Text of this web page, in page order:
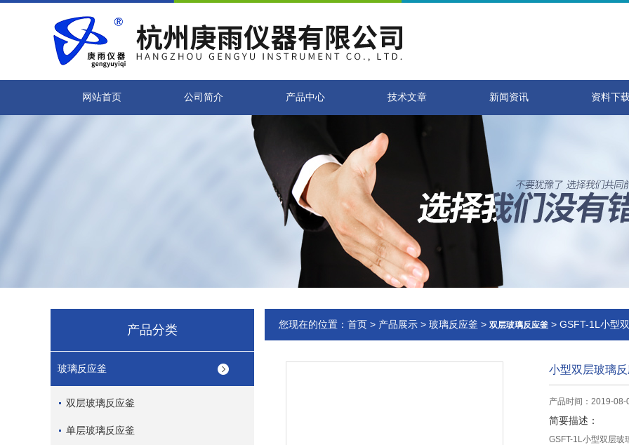
网站首页 公司简介 产品中心 技术文章 新闻资讯 资料下
产品分类
玻璃反应釜
双层玻璃反应釜
单层玻璃反应釜
您现在的位置： 首页 > 产品展示 > 玻璃反应釜 > 双层玻璃反应釜 > GSFT-1L小型
小型双层玻璃
产品时间：2019-08-
简要描述：
GSFT-1L小型双层玻